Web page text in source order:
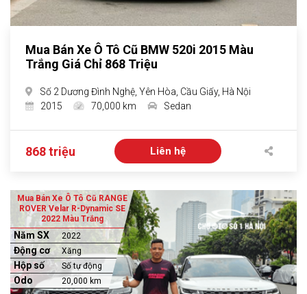
Mua Bán Xe Ô Tô Cũ BMW 520i 2015 Màu
Trắng Giá Chỉ 868 Triệu
Số 2 Dương Đình Nghệ, Yên Hòa, Cầu Giấy, Hà Nội
2015
70,000 km Sedan
868 triệu Liên hệ
Mua Bán Xe Ô Tô Cũ RANGE
ROVER Velar R-Dynamic SE
2022 Màu Trắng
Năm SX 2022
Động cơ Xăng
Hộp số Số tự động
Odo 20,000 km